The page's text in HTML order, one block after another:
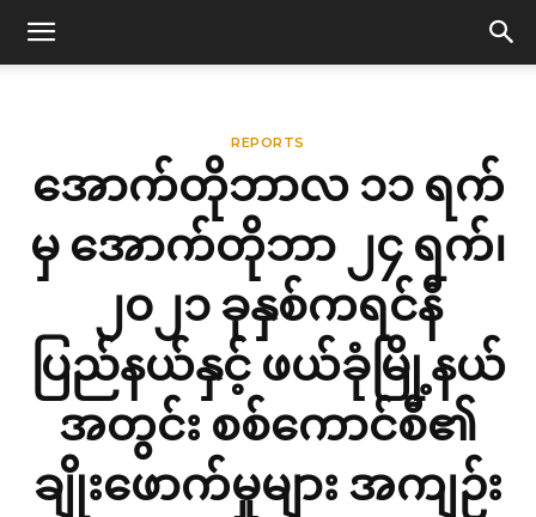
REPORTS
အောက်တိုဘာလ ၁၁ ရက်
မှ အောက်တိုဘာ ၂၄ ရက်၊
၂၀၂၁ ခုနှစ်ကရင်နီ
ပြည်နယ်နှင့် ဖယ်ခုံမြို့နယ်
အတွင်း စစ်ကောင်စီ၏
ချိုးဖောက်မှုများ အကျဉ်း